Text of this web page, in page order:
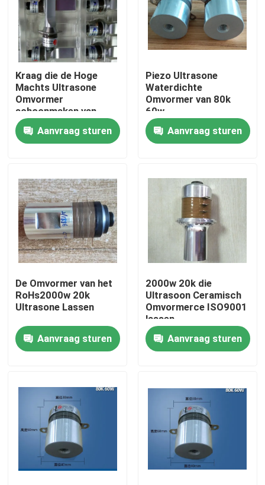
Huis
Producten
Ongeveer ons
Fabrieksreis
Kwaliteitscontrole
Contacteer ons
Ultrasone schoonmaak transducer
krachtige ultrasone transducer
Kraag die de Hoge
Machts Ultrasone
Omvormer
schoonmaken van
51khz
Aanvraag sturen
Piezo Ultrasone
Waterdichte
Omvormer van 80k
60w
Aanvraag sturen
De Omvormer van het
RoHs2000w 20k
Ultrasone Lassen
Aanvraag sturen
2000w 20k die
Ultrasoon Ceramisch
Omvormerce ISO9001
lassen
Aanvraag sturen